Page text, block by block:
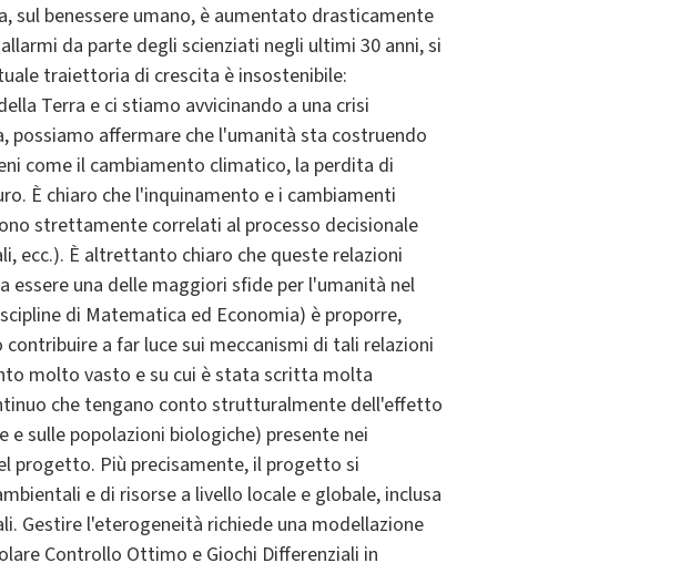
sul benessere umano, è aumentato drasticamente
da parte degli scienziati negli ultimi 30 anni, si
traiettoria di crescita è insostenibile:
Terra e ci stiamo avvicinando a una crisi
affermare che l'umanità sta costruendo
come il cambiamento climatico, la perdita di
È chiaro che l'inquinamento e i cambiamenti
strettamente correlati al processo decisionale
ecc.). È altrettanto chiaro che queste relazioni
una delle maggiori sfide per l'umanità nel
di Matematica ed Economia) è proporre,
a far luce sui meccanismi di tali relazioni
molto vasto e su cui è stata scritta molta
che tengano conto strutturalmente dell'effetto
sulle popolazioni biologiche) presente nei
progetto. Più precisamente, il progetto si
e di risorse a livello locale e globale, inclusa
Gestire l'eterogeneità richiede una modellazione
Controllo Ottimo e Giochi Differenziali in